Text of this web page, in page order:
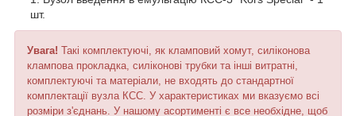
шт.
Увага! Такі комплектуючі, як кламповий хомут, силіконова
клампова прокладка, силіконові трубки та інші витратні,
комплектуючі та матеріали, не входять до стандартної
комплектації вузла КСС. У характеристиках ми вказуємо всі
розміри з'єднань. У нашому асортименті є все необхідне, щоб